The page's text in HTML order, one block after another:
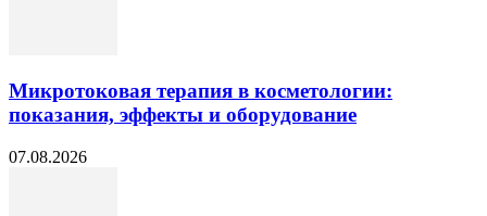
Микротоковая терапия в косметологии:
показания, эффекты и оборудование
07.08.2026